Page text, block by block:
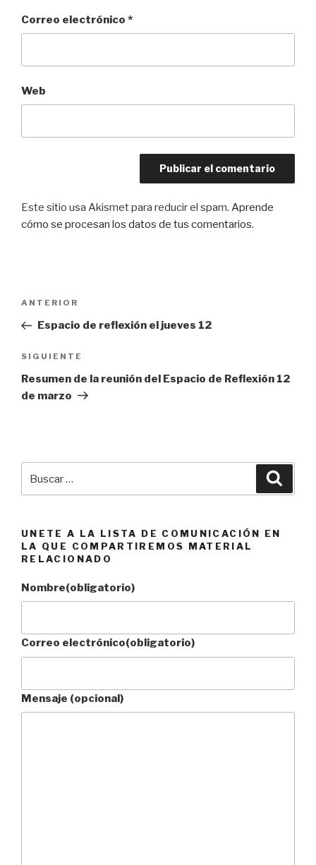
Correo electrónico *
Web
Este sitio usa Akismet para reducir el spam. Aprende
cómo se procesan los datos de tus comentarios.
entradas
Entrada
anterior:
ANTERIOR
Espacio de reflexión el jueves 12
Siguiente
entrada
SIGUIENTE
Resumen de la reunión del Espacio de Reflexión 12
de marzo
UNETE A LA LISTA DE COMUNICACIÓN EN
LA QUE COMPARTIREMOS MATERIAL
RELACIONADO
Nombre(obligatorio)
Correo electrónico(obligatorio)
Mensaje (opcional)